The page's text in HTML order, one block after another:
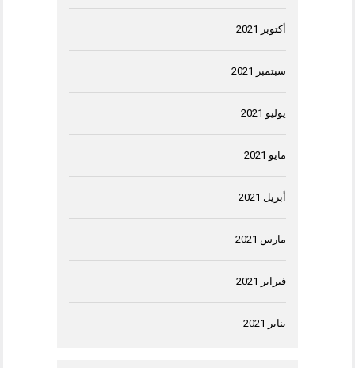
أكتوبر 2021
سبتمبر 2021
يوليو 2021
مايو 2021
أبريل 2021
مارس 2021
فبراير 2021
يناير 2021